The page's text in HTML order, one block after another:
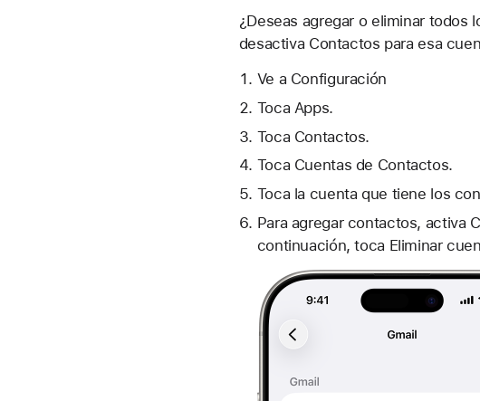
¿Deseas agregar o eliminar
desactiva Contactos para esa
Ve a Configuración
Toca Apps.
Toca Contactos.
Toca Cuentas de Contactos.
Toca la cuenta que tiene los
Para agregar contactos, activa
continuación, toca Eliminar